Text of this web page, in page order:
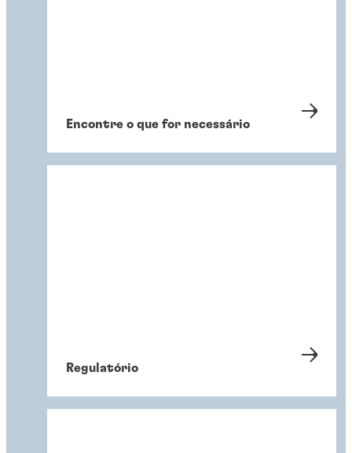
Encontre o que for necessário
Regulatório